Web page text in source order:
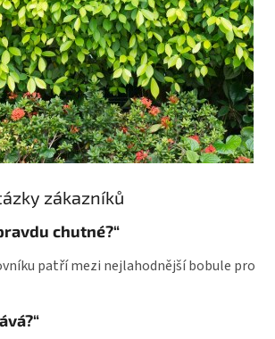
zákazníků
chutné?“
patří mezi nejlahodnější bobule pro